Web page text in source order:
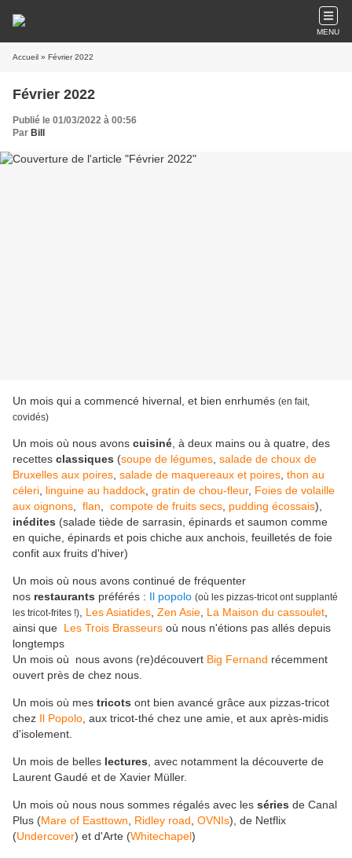
MENU
Accueil » Février 2022
Février 2022
Publié le 01/03/2022 à 00:56
Par Bill
Un mois qui a commencé hivernal, et bien enrhumés (en fait,
covidés)
Un mois où nous avons cuisiné , à deux mains ou à quatre, des
recettes classiques (soupe de légumes salade de choux de
Bruxelles aux poires salade de maquereaux et poires thon au
céleri linguine au haddock gratin de chou-fleur, Foies de volaille
aux oignons
flan compote de fruits secs pudding écossais),
inédites (salade tiède de sarrasin, épinards et saumon comme
en quiche, épinards et pois chiche aux anchois, feuilletés de foie
confit aux fruits d'hiver)
Un mois où nous avons continué de fréquenter
nos restaurants préférés : Il popolo (où les pizzas-tricot ont supplanté
les tricot-frites !)
Les Asiatides Zen Asie La Maison du cassoulet
ainsi que Les Trois Brasseurs où nous n'étions pas allés depuis
longtemps
Un mois où nous avons (re)découvert Big Fernand récemment
ouvert près de chez nous.
Un mois où mes tricots ont bien avancé grâce aux pizzas-tricot
chez Il Popolo , aux tricot-thé chez une amie, et aux après-midis
d'isolement.
Un mois de belles lectures , avec notamment la découverte de
Laurent Gaudé et de Xavier Müller.
Un mois où nous nous sommes régalés avec les séries de Canal
Plus (Mare of Easttown Ridley road OVNIs), de Netflix
(Undercover) et d'Arte (Whitechapel)